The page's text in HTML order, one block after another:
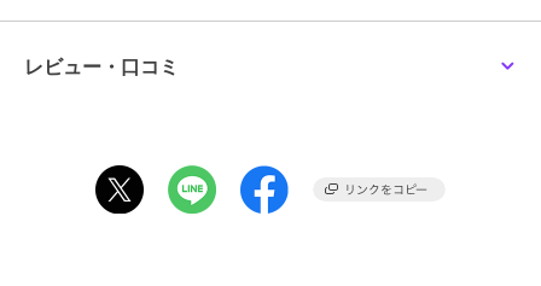
伝統的な色彩感覚を活かしたリズミカルな幾何学模様で、遠くからで
レビュー・口コミ